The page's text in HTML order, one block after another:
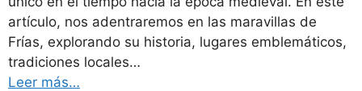
artículo, nos adentraremos en las maravillas de
Frías, explorando su historia, lugares emblemáticos,
tradiciones locales…
Leer más…